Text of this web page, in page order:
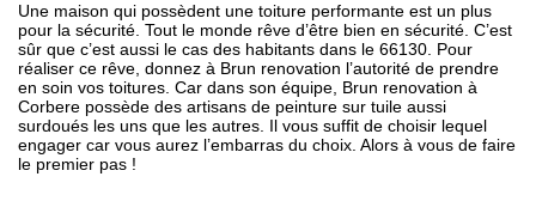
Une maison qui possèdent une toiture performante est un plus
pour la sécurité. Tout le monde rêve d’être bien en sécurité. C’est
sûr que c’est aussi le cas des habitants dans le 66130. Pour
réaliser ce rêve, donnez à Brun renovation l’autorité de prendre
en soin vos toitures. Car dans son équipe, Brun renovation à
Corbere possède des artisans de peinture sur tuile aussi
surdoués les uns que les autres. Il vous suffit de choisir lequel
engager car vous aurez l’embarras du choix. Alors à vous de faire
le premier pas !